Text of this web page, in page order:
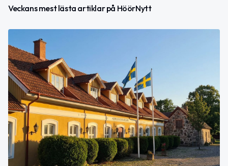
Veckans mest lästa artiklar på HöörNytt